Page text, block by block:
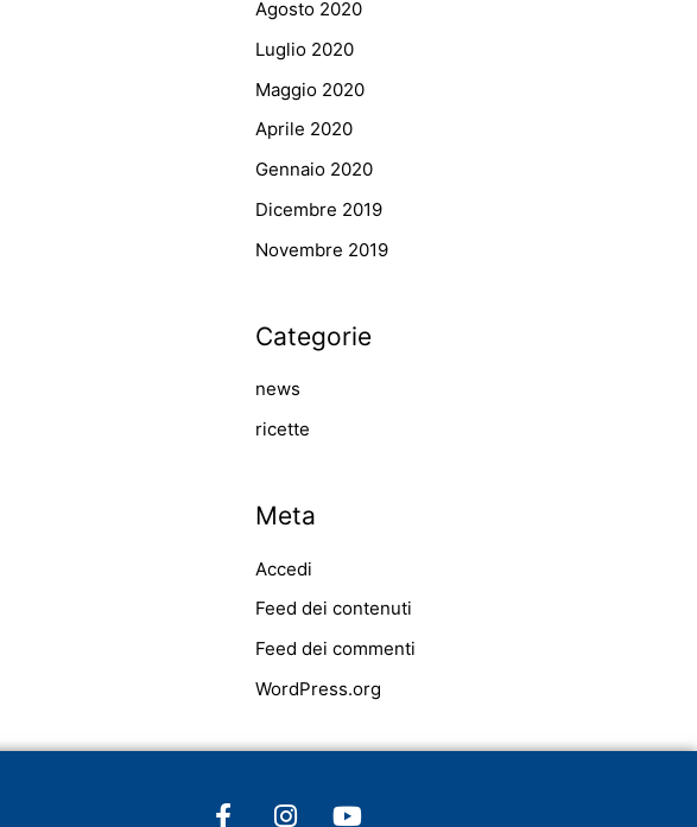
Agosto 2020
Luglio 2020
Maggio 2020
Aprile 2020
Gennaio 2020
Dicembre 2019
Novembre 2019
Categorie
news
ricette
Meta
Accedi
Feed dei contenuti
Feed dei commenti
WordPress.org
F
I
Y